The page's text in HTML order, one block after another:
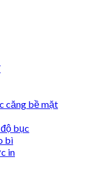
căng bề mặt
bục
bì
in